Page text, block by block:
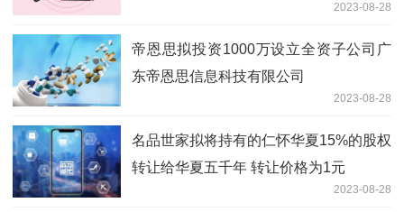
2023-08-28
帝恩思拟投资1000万设立全资子公司广
东帝恩思信息科技有限公司
2023-08-28
名品世家拟将持有的仁怀华夏15%的股权
转让给华夏五千年 转让价格为1元
2023-08-28